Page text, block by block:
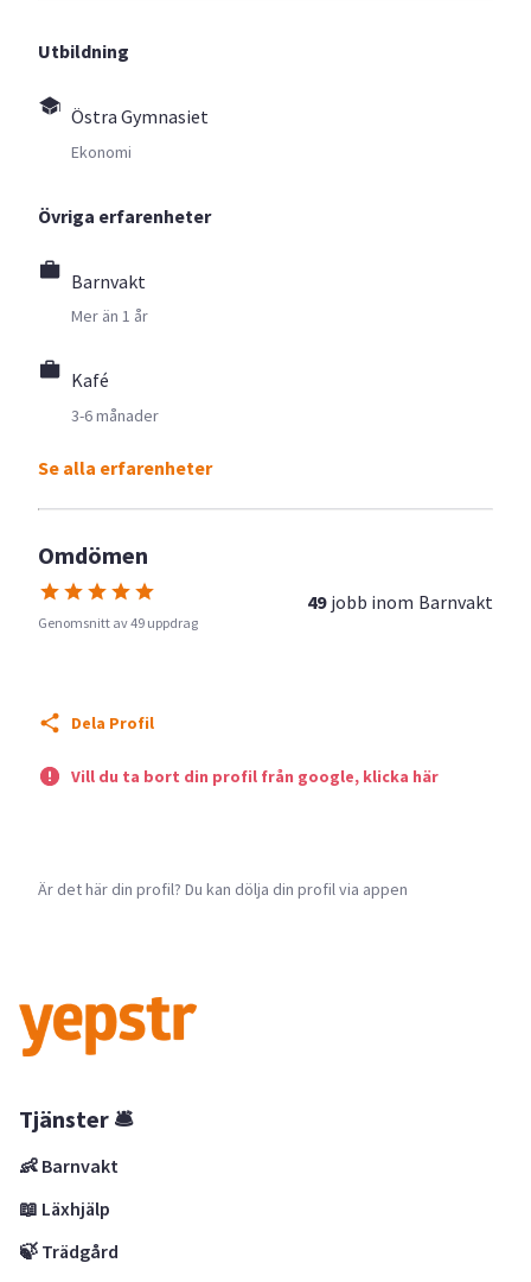
Utbildning
Östra Gymnasiet
Ekonomi
Övriga erfarenheter
Barnvakt
Mer än 1 år
Kafé
3-6 månader
Se alla erfarenheter
Omdömen
Genomsnitt av 49 uppdrag
49 jobb inom Barnvakt
Dela Profil
Vill du ta bort din profil från google, klicka här
Är det här din profil? Du kan dölja din profil via appen
Tjänster 🛎
👶 Barnvakt
📖 Läxhjälp
🍃 Trädgård